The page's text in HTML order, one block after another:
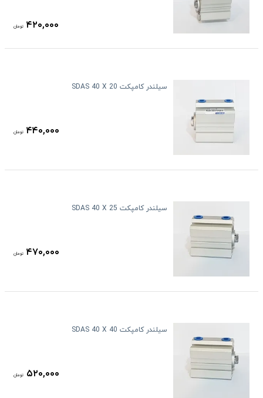
۴۲۰,۰۰۰ تومان
سیلندر کامپکت SDAS 40 X 20
۴۴۰,۰۰۰ تومان
سیلندر کامپکت SDAS 40 X 25
۴۷۰,۰۰۰ تومان
سیلندر کامپکت SDAS 40 X 40
۵۲۰,۰۰۰ تومان